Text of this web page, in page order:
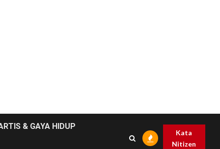
& GAYA HIDUP
Kata
Nitizen
UUD 1945 dan
Program Strategis
Prabowo